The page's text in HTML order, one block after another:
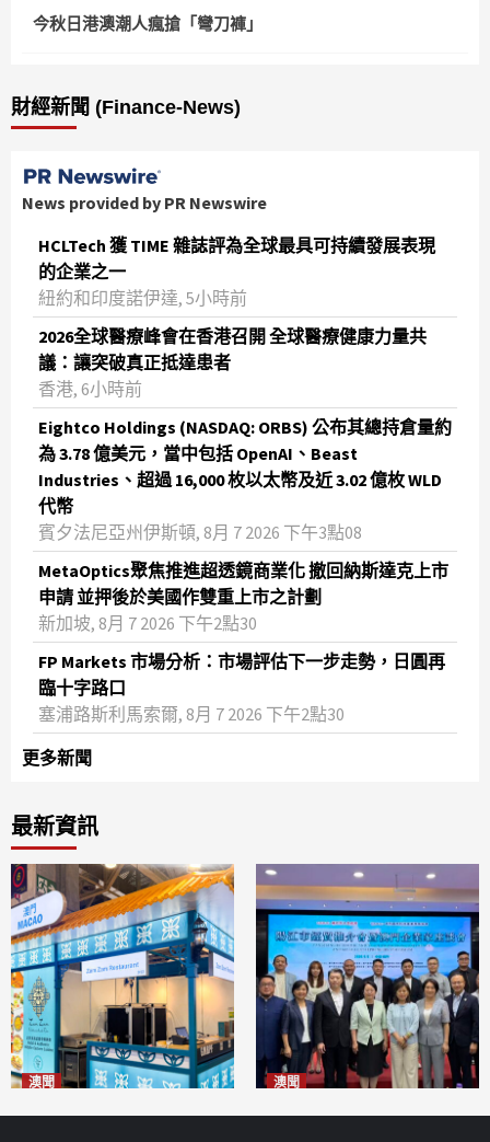
今秋日港澳潮人瘋搶「彎刀褲」
財經新聞 (Finance-News)
News provided by PR Newswire
HCLTech 獲 TIME 雜誌評為全球最具可持續發展表現
的企業之一
紐約和印度諾伊達, 5小時前
2026全球醫療峰會在香港召開 全球醫療健康力量共
議：讓突破真正抵達患者
香港, 6小時前
Eightco Holdings (NASDAQ: ORBS) 公布其總持倉量約
為 3.78 億美元，當中包括 OpenAI、Beast
Industries、超過 16,000 枚以太幣及近 3.02 億枚 WLD
代幣
賓夕法尼亞州伊斯頓, 8月 7 2026 下午3點08
MetaOptics聚焦推進超透鏡商業化 撤回納斯達克上市
申請 並押後於美國作雙重上市之計劃
新加坡, 8月 7 2026 下午2點30
FP Markets 市場分析：市場評估下一步走勢，日圓再
臨十字路口
塞浦路斯利馬索爾, 8月 7 2026 下午2點30
更多新聞
最新資訊
澳聞 澳聞